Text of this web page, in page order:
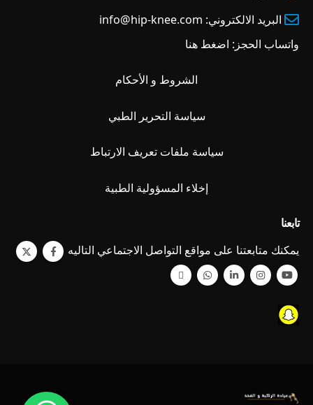
البريد الالكتروني: info@hip-knee.com
واتساب الحجز: اضغط هنا
الشروط و الأحكام
سياسة التحرير الطبي
سياسة ملفات تعريف الارتباط
إخلاء المسؤولية الطبية
تابعنا
يمكنك متابعتنا على مواقع التواصل الاجتماعي التاليه